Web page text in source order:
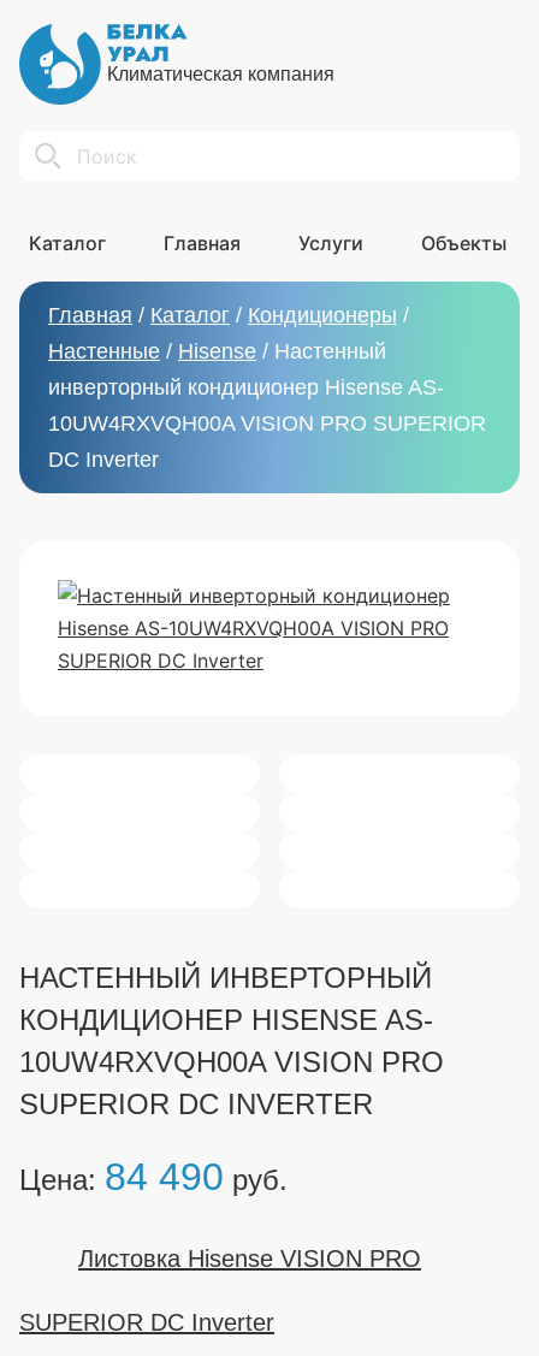
Климатическая компания
Search
Каталог Главная Услуги Объекты
Главная / Каталог / Кондиционеры /
Настенные / Hisense / Настенный
инверторный кондиционер Hisense AS-
10UW4RXVQH00A VISION PRO SUPERIOR
DC Inverter
НАСТЕННЫЙ ИНВЕРТОРНЫЙ
КОНДИЦИОНЕР HISENSE AS-
10UW4RXVQH00A VISION PRO
SUPERIOR DC INVERTER
Цена: 84 490 руб.
Листовка Hisense VISION PRO
SUPERIOR DC Inverter